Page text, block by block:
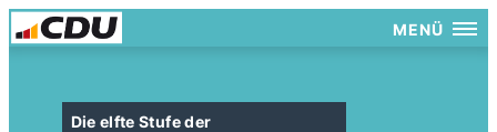
MENÜ
Die elfte Stufe der